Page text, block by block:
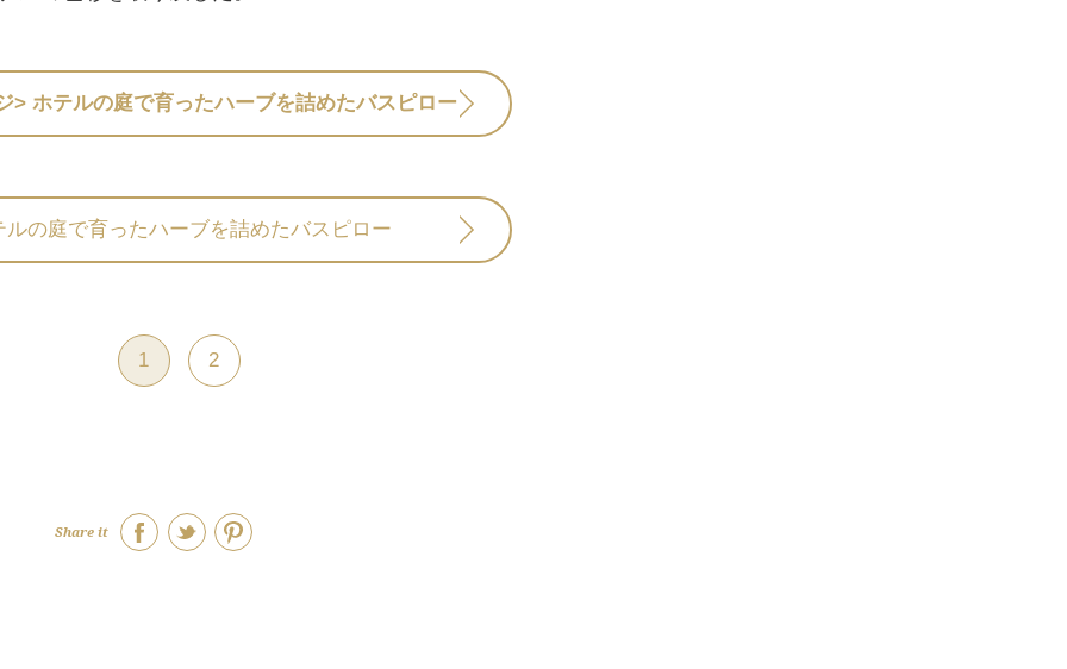
> ホテルの庭で育ったハーブを詰めたバスピロー
ルの庭で育ったハーブを詰めたバスピロー
1 2
Share it